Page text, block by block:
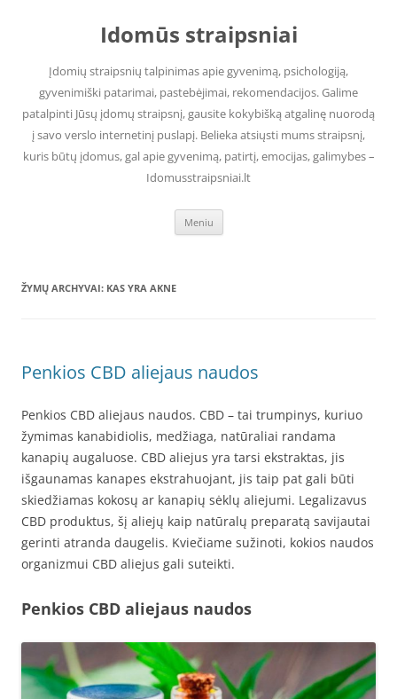
Idomūs straipsniai
Įdomių straipsnių talpinimas apie gyvenimą, psichologiją,
gyvenimiški patarimai, pastebėjimai, rekomendacijos. Galime
patalpinti Jūsų įdomų straipsnį, gausite kokybišką atgalinę nuorodą
į savo verslo internetinį puslapį. Belieka atsiųsti mums straipsnį,
kuris būtų įdomus, gal apie gyvenimą, patirtį, emocijas, galimybes –
Idomusstraipsniai.lt
Meniu
ŽYMŲ ARCHYVAI: KAS YRA AKNE
Penkios CBD aliejaus naudos
Penkios CBD aliejaus naudos. CBD – tai trumpinys, kuriuo
žymimas kanabidiolis, medžiaga, natūraliai randama
kanapių augaluose. CBD aliejus yra tarsi ekstraktas, jis
išgaunamas kanapes ekstrahuojant, jis taip pat gali būti
skiedžiamas kokosų ar kanapių sėklų aliejumi. Legalizavus
CBD produktus, šį aliejų kaip natūralų preparatą savijautai
gerinti atranda daugelis. Kviečiame sužinoti, kokios naudos
organizmui CBD aliejus gali suteikti.
Penkios CBD aliejaus naudos